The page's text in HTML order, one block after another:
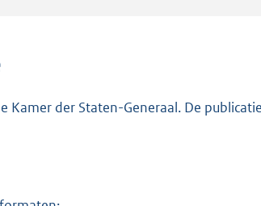
n
der Staten-Generaal. De